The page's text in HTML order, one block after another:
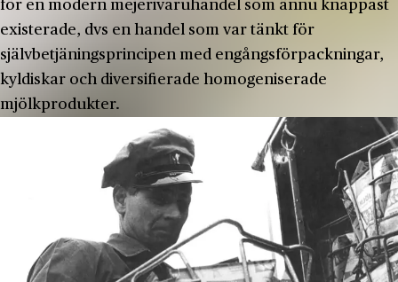
för en modern mejerivaruhandel som ännu knappast
existerade, dvs en handel som var tänkt för
självbetjäningsprincipen med engångsförpackningar,
kyldiskar och diversifierade homogeniserade
mjölkprodukter.